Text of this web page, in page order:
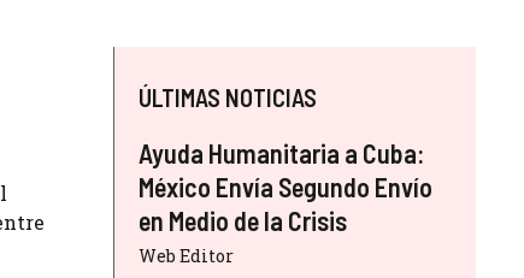
ÚLTIMAS NOTICIAS
Ayuda Humanitaria a Cuba:
México Envía Segundo Envío
en Medio de la Crisis
Web Editor